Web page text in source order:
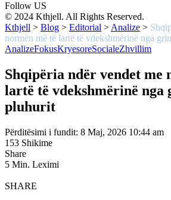
Follow US
© 2024 Kthjell. All Rights Reserved.
Kthjell > Blog > Editorial > Analize >
normën më të lartë të vdekshmërinë nga
AnalizeFokusKryesoreSocialeZhvillim
Shqipëria ndër vendet me
lartë të vdekshmërinë nga
pluhurit
Përditësimi i fundit: 8 Maj, 2026 10:44 am
153 Shikime
Share
5 Min. Leximi
SHARE